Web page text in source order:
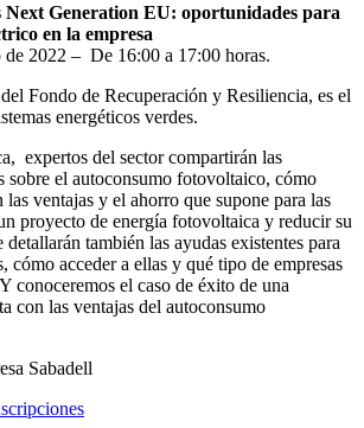
Next Generation EU: oportunidades para
en la empresa
de 2022 – De 16:00 a 17:00 horas.
Fondo de Recuperación y Resiliencia, es el
energéticos verdes.
expertos del sector compartirán las
sobre el autoconsumo fotovoltaico, cómo
ventajas y el ahorro que supone para las
proyecto de energía fotovoltaica y reducir su
también las ayudas existentes para
cómo acceder a ellas y qué tipo de empresas
conoceremos el caso de éxito de una
con las ventajas del autoconsumo
Sabadell